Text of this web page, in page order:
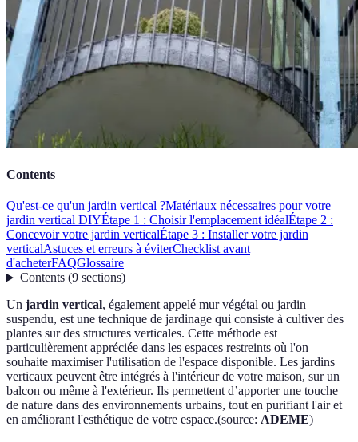
Contents
Qu'est-ce qu'un jardin vertical ?Matériaux nécessaires pour votre
jardin vertical DIYÉtape 1 : Choisir l'emplacement idéalÉtape 2 :
Concevoir votre jardin verticalÉtape 3 : Installer votre jardin
verticalAstuces et erreurs à éviterChecklist avant
d'acheterFAQGlossaire
Contents(9 sections)
Un jardin vertical, également appelé mur végétal ou jardin
suspendu, est une technique de jardinage qui consiste à cultiver des
plantes sur des structures verticales. Cette méthode est
particulièrement appréciée dans les espaces restreints où l'on
souhaite maximiser l'utilisation de l'espace disponible. Les jardins
verticaux peuvent être intégrés à l'intérieur de votre maison, sur un
balcon ou même à l'extérieur. Ils permettent d’apporter une touche
de nature dans des environnements urbains, tout en purifiant l'air et
en améliorant l'esthétique de votre espace.(source: ADEME)